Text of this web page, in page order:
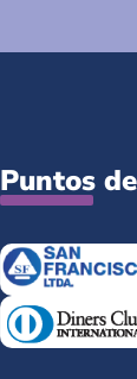
Puntos